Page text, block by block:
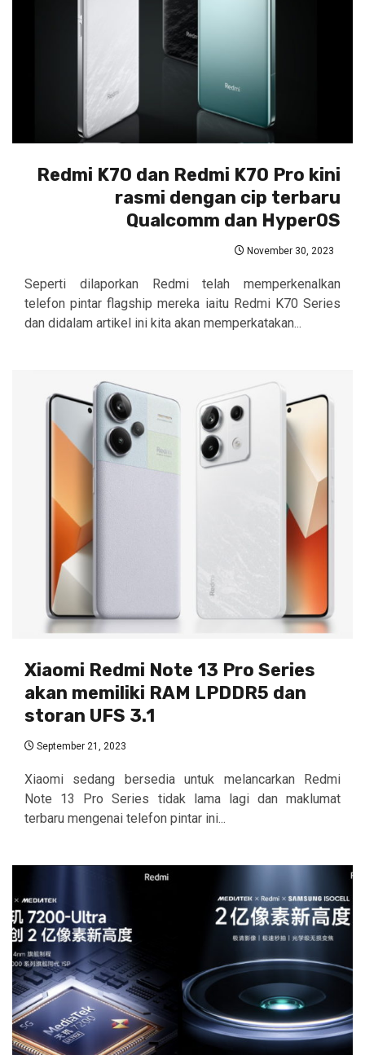
Redmi K70 dan Redmi K70 Pro kini
rasmi dengan cip terbaru
Qualcomm dan HyperOS
November 30, 2023
Seperti dilaporkan Redmi telah memperkenalkan
telefon pintar flagship mereka iaitu Redmi K70 Series
dan didalam artikel ini kita akan memperkatakan...
Xiaomi Redmi Note 13 Pro Series
akan memiliki RAM LPDDR5 dan
storan UFS 3.1
September 21, 2023
Xiaomi sedang bersedia untuk melancarkan Redmi
Note 13 Pro Series tidak lama lagi dan maklumat
terbaru mengenai telefon pintar ini...